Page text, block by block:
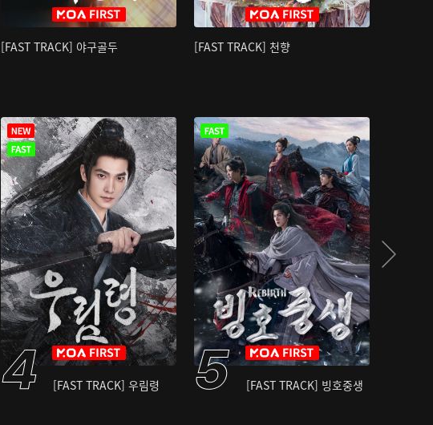
[FAST TRACK] 야구골두 [FAST TRACK] 천향
[FAST TRACK] 우림령 [FAST TRACK] 빙호중생